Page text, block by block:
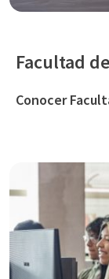
Facultad
Conocer